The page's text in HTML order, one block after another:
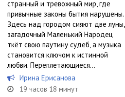
странный и тревожный мир, где
привычные законы бытия нарушены.
Здесь над городом сияют две луны,
загадочный Маленький Народец
ткёт свою паутину судеб, а музыка
становится ключом к истинной
любви. Переплетающиеся...
Ирина Ерисанова
19 часов 18 минут